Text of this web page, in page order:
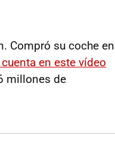
Compró su coche en
en este vídeo
millones de